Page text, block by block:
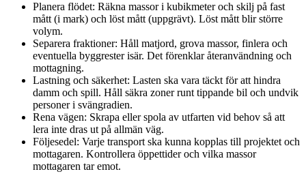
Planera flödet: Räkna massor i kubikmeter och skilj på fast
mått (i mark) och löst mått (uppgrävt). Löst mått blir större
volym.
Separera fraktioner: Håll matjord, grova massor, finlera och
eventuella byggrester isär. Det förenklar återanvändning och
mottagning.
Lastning och säkerhet: Lasten ska vara täckt för att hindra
damm och spill. Håll säkra zoner runt tippande bil och undvik
personer i svängradien.
Rena vägen: Skrapa eller spola av utfarten vid behov så att
lera inte dras ut på allmän väg.
Följesedel: Varje transport ska kunna kopplas till projektet och
mottagaren. Kontrollera öppettider och vilka massor
mottagaren tar emot.